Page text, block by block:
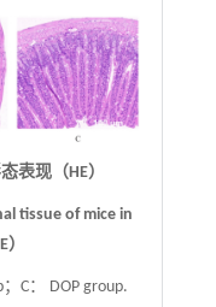
表现（HE）
tissue of mice in
C： DOP group.